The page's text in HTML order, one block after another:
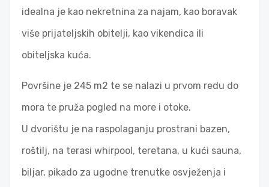
idealna je kao nekretnina za najam, kao boravak
više prijateljskih obitelji, kao vikendica ili
obiteljska kuća.
Površine je 245 m2 te se nalazi u prvom redu do
mora te pruža pogled na more i otoke.
U dvorištu je na raspolaganju prostrani bazen,
roštilj, na terasi whirpool, teretana, u kući sauna,
biljar, pikado za ugodne trenutke osvježenja i